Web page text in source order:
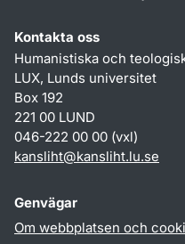
Kontakta oss
Humanistiska och
LUX, Lunds universitet
Box 192
221 00 LUND
046-222 00 00 (vxl)
kansliht@kansliht.lu.se
Genvägar
Om webbplatsen och